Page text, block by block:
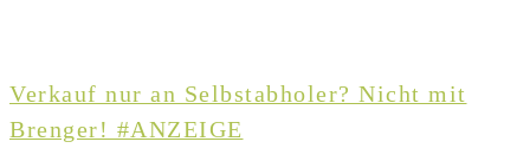
Verkauf nur an Selbstabholer? Nicht mit
Brenger! #ANZEIGE